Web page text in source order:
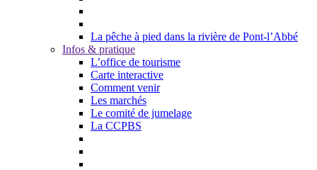
La pêche à pied dans la rivière de Pont-l’Abbé
Infos & pratique
L’office de tourisme
Carte interactive
Comment venir
Les marchés
Le comité de jumelage
La CCPBS